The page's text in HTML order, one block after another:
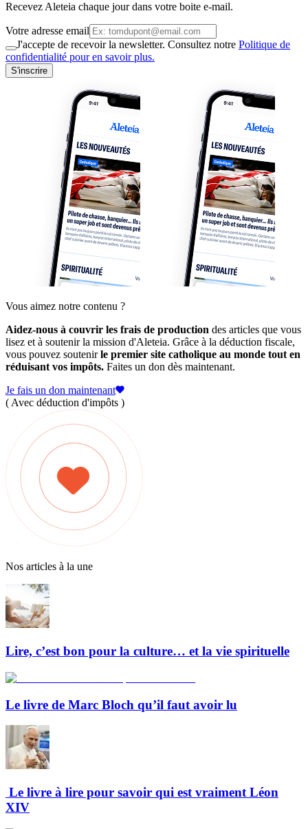
Recevez Aleteia chaque jour dans votre boite e-mail.
Votre adresse email
J'accepte de recevoir la newsletter. Consultez notre Politique de
confidentialité pour en savoir plus.
S'inscrire
Vous aimez notre contenu ?
Aidez-nous à couvrir les frais de production des articles que vous
lisez et à soutenir la mission d'Aleteia. Grâce à la déduction fiscale,
vous pouvez soutenirle premier site catholique au monde tout en
réduisant vos impôts. Faites un don dès maintenant.
Je fais un don maintenant
( Avec déduction d'impôts )
Nos articles à la une
Lire, c’est bon pour la culture… et la vie spirituelle
Le livre de Marc Bloch qu’il faut avoir lu
Le livre à lire pour savoir qui est vraiment Léon
XIV